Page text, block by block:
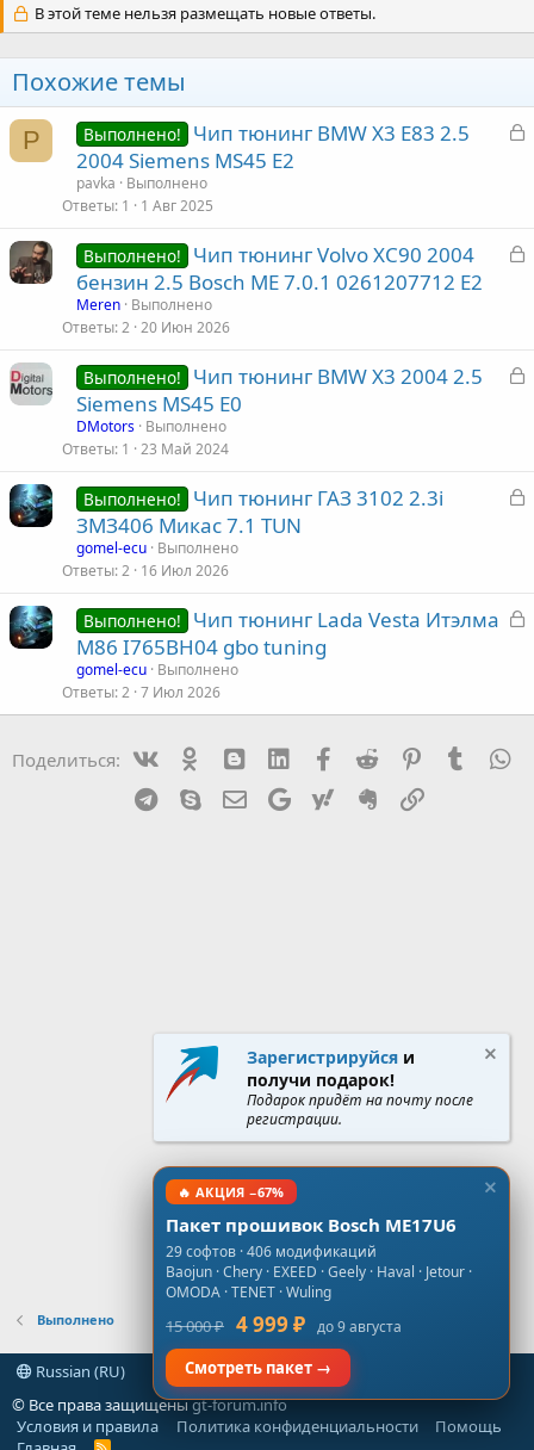
В этой теме нельзя размещать новые ответы.
Похожие темы
P
З
т
Выполнено!
Чип тюнинг BMW X3 E83 2.5
2004 Siemens MS45 E2
pavka
Выполнено
Ответы 1 1 Авг 2025
З
т
Выполнено!
Чип тюнинг Volvo XC90 2004
бензин 2.5 Bosch ME 7.0.1 0261207712 E2
Meren Выполнено
Ответы 2 20 Июн 2026
З
т
Выполнено!
Чип тюнинг BMW X3 2004 2.5
Siemens MS45 E0
DMotors Выполнено
Ответы 1 23 Май 2024
З
т
Выполнено!
Чип тюнинг ГАЗ 3102 2.3i
ЗМЗ406 Микас 7.1 TUN
gomel-ecu Выполнено
Ответы 2 16 Июл 2026
З
Выполнено!
Чип тюнинг Lada Vesta Итэлма
M86 I765BH04 gbo tuning
gomel-ecu Выполнено
Ответы 2 7 Июл 2026
Поделиться: Ok mes_blogger
Linked InFacebook
Reddit PinterestTumblr
Telegram
Skype Эл. почта
Google Yahoo Evernote
Выполнено
Russian (RU)
© Все права защищеныgt-forum.info
Условия и правила
Политика конфиденциальности
Помощь
R
Зарегистрируйся и
получи подарок!
Подарок придёт на почту после
регистрации.
🔥 АКЦИЯ −67%
Пакет прошивок Bosch ME17U6
29 софтов · 406 модификаций
Baojun · Chery · EXEED · Geely · Haval · Jetour ·
OMODA · TENET · Wuling
15 000 ₽ 4 999 ₽ до 9 августа
Смотреть пакет →